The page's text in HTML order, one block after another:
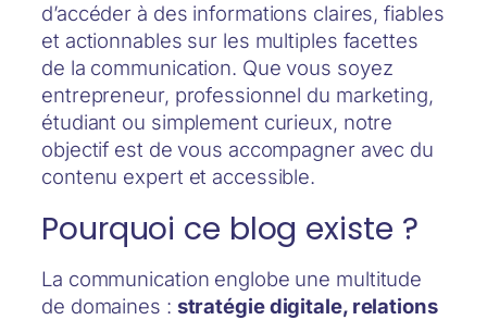
d’accéder à des informations claires, fiables
et actionnables sur les multiples facettes
de la communication. Que vous soyez
entrepreneur, professionnel du marketing,
étudiant ou simplement curieux, notre
objectif est de vous accompagner avec du
contenu expert et accessible.
​Pourquoi ce blog existe ?
La communication englobe une multitude
de domaines : stratégie digitale, relations